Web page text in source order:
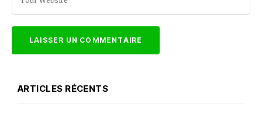
ARTICLES RÉCENTS